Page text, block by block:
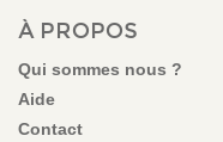
VOUS ÊTES ICI
À PROPOS
Qui sommes nous ?
Aide
Contact